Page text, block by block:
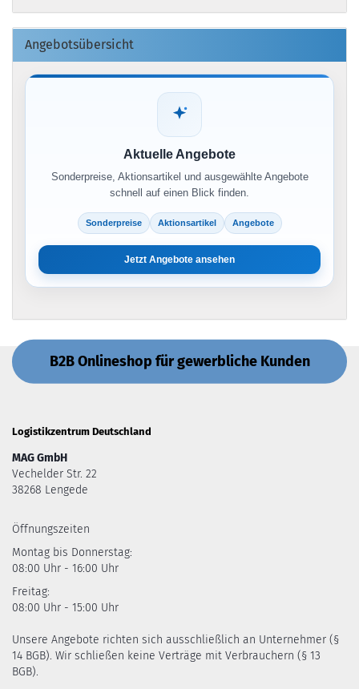
Angebotsübersicht
Aktuelle Angebote
Sonderpreise, Aktionsartikel und ausgewählte Angebote
schnell auf einen Blick finden.
Sonderpreise Aktionsartikel Angebote
Jetzt Angebote ansehen
B2B Onlineshop für gewerbliche Kunden
Logistikzentrum Deutschland
MAG GmbH
Vechelder Str. 22
38268 Lengede
Öffnungszeiten
Montag bis Donnerstag:
08:00 Uhr - 16:00 Uhr
Freitag:
08:00 Uhr - 15:00 Uhr
Unsere Angebote richten sich ausschließlich an Unternehmer (§
14 BGB). Wir schließen keine Verträge mit Verbrauchern (§ 13
BGB).